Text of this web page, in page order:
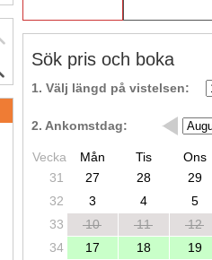
Sök pris och boka
1. Välj längd på vistelsen:
2. Ankomstdag:
Vecka Mån Tis Ons
31
27 28 29
32
3 4 5
33
10 11 12
34
17 18 19